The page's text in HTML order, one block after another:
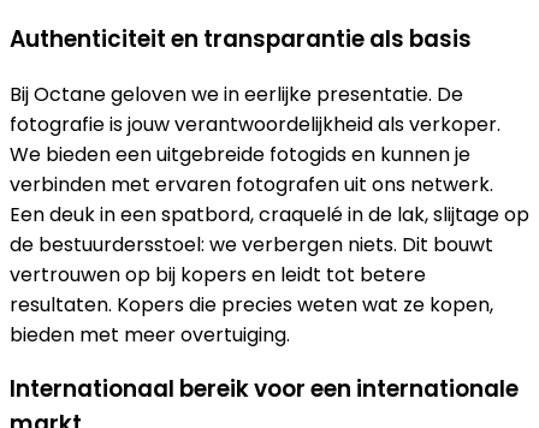
Authenticiteit en transparantie als basis
Bij Octane geloven we in eerlijke presentatie. De
fotografie is jouw verantwoordelijkheid als verkoper.
We bieden een uitgebreide fotogids en kunnen je
verbinden met ervaren fotografen uit ons netwerk.
Een deuk in een spatbord, craquelé in de lak, slijtage op
de bestuurdersstoel: we verbergen niets. Dit bouwt
vertrouwen op bij kopers en leidt tot betere
resultaten. Kopers die precies weten wat ze kopen,
bieden met meer overtuiging.
Internationaal bereik voor een internationale